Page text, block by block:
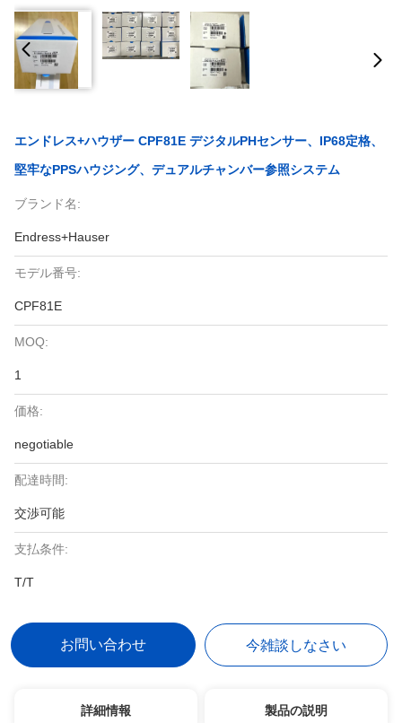
エンドレス+ハウザー CPF81E デジタルpHセンサー、IP68定格、
堅牢なPPSハウジング、デュアルチャンバー参照システム
ブランド名:
Endress+Hauser
モデル番号:
CPF81E
MOQ:
1
価格:
negotiable
配達時間:
交渉可能
支払条件:
T/T
お問い合わせ 今雑談しなさい
詳細情報 製品の説明